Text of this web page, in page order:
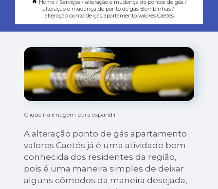
Home Serviços
alteração e mudança de pontos de gás
alteração e mudança de ponto de gás Bombinhas
alteração ponto de gás apartamento valores Caetés
Clique na imagem para expandir
A alteração ponto de gás apartamento
valores Caetés já é uma atividade bem
conhecida dos residentes da região,
pois é uma maneira simples de deixar
alguns cômodos da maneira desejada,